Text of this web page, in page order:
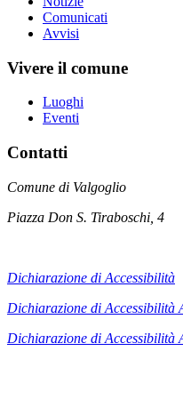
Comunicati
Avvisi
Vivere il comune
Luoghi
Eventi
Contatti
Comune di Valgoglio
Piazza Don S. Tiraboschi, 4
Dichiarazione di Accessibilità
Dichiarazione di Accessibilità
Dichiarazione di Accessibilità